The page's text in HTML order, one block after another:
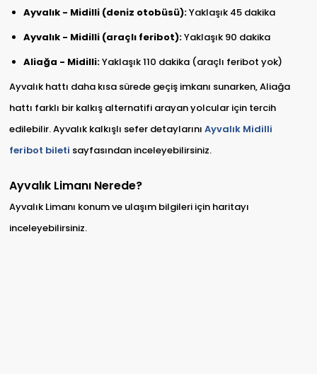
Ayvalık - Midilli (deniz otobüsü):Yaklaşık 45 dakika
Ayvalık - Midilli (araçlı feribot):Yaklaşık 90 dakika
Aliağa - Midilli:Yaklaşık 110 dakika (araçlı feribot yok)
Ayvalık hattı daha kısa sürede geçiş imkanı sunarken, Aliağa
hattı farklı bir kalkış alternatifi arayan yolcular için tercih
edilebilir. Ayvalık kalkışlı sefer detaylarınıAyvalık Midilli
feribot bileti sayfasından inceleyebilirsiniz.
Ayvalık Limanı Nerede?
Ayvalık Limanı konum ve ulaşım bilgileri için haritayı
inceleyebilirsiniz.